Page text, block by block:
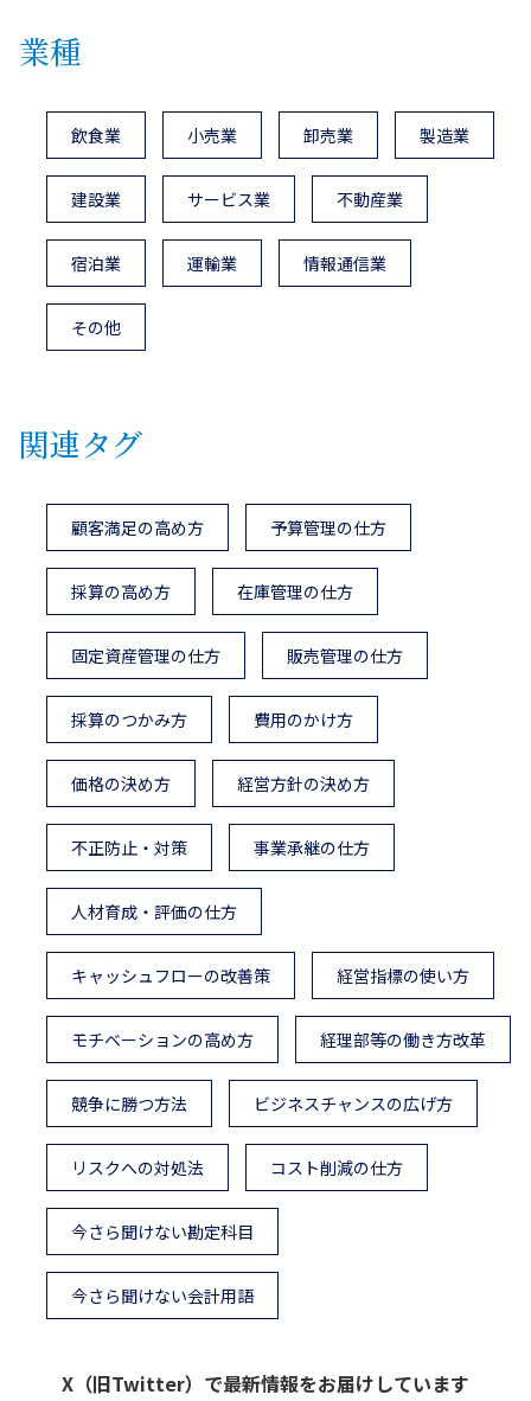
業種
飲食業 小売業 卸売業 製造業
建設業 サービス業 不動産業
宿泊業 運輸業 情報通信業
その他
関連タグ
顧客満足の高め方 予算管理の仕方
採算の高め方 在庫管理の仕方
固定資産管理の仕方 販売管理の仕方
採算のつかみ方 費用のかけ方
価格の決め方 経営方針の決め方
不正防止・対策 事業承継の仕方
人材育成・評価の仕方
キャッシュフローの改善策 経営指標の使い方
モチベーションの高め方 経理部等の働き方改革
競争に勝つ方法 ビジネスチャンスの広げ方
リスクへの対処法 コスト削減の仕方
今さら聞けない勘定科目
今さら聞けない会計用語
X（旧Twitter）で最新情報をお届けしています